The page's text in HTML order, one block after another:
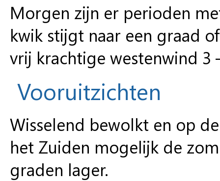
Morgen zijn er perioden
kwik stijgt naar een graad
vrij krachtige westenwind 3
Vooruitzichten
Wisselend bewolkt en op
het Zuiden mogelijk de
graden lager.